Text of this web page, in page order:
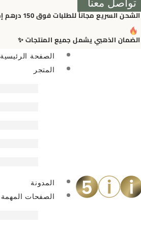
الشحن السريع مجاناً للطلبات فوق 150 درهم إماراتي
الضمان الذهبي يشمل جميع المنتجات ✨
الصفحة الرئيسية
المتجر
المدونة
الصفحات المهمة
تواصل معنا